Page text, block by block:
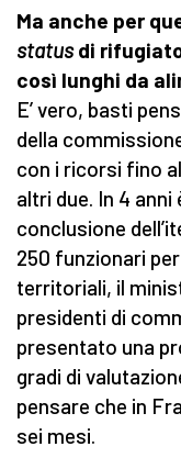
Ma anche per
statusdi
così lunghi da
E’ vero, basti
della
con i ricorsi fino
altri due. In 4
conclusione
250 funzionari
territoriali, il
presidenti di
presentato una
gradi di
pensare che in
sei mesi.